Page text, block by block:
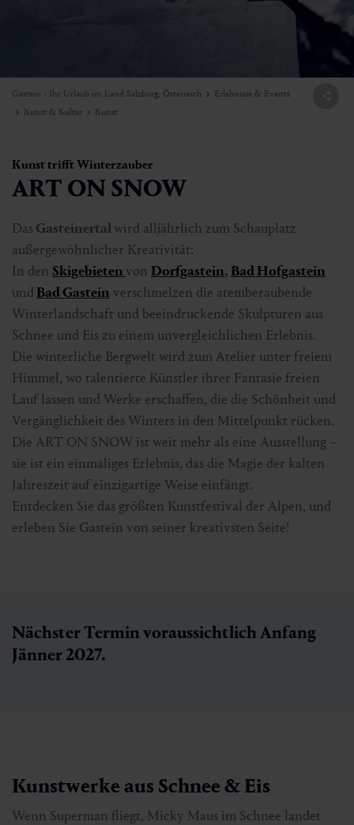
Gastein - Ihr Urlaub im Land Salzburg, Österreich
Erlebnisse & Events
Kunst & Kultur
Kunst
Kunst trifft Winterzauber
ART ON SNOW
Das Gasteinertalwird alljährlich zum Schauplatz
außergewöhnlicher Kreativität:
In den Skigebieten von Dorfgastein, Bad Hofgastein
und Bad Gastein verschmelzen die atemberaubende
Winterlandschaft und beeindruckende Skulpturen aus
Schnee und Eis zu einem unvergleichlichen Erlebnis.
Die winterliche Bergwelt wird zum Atelier unter freiem
Himmel, wo talentierte Künstler ihrer Fantasie freien
Lauf lassen und Werke erschaffen, die die Schönheit und
Vergänglichkeit des Winters in den Mittelpunkt rücken.
Die ART ON SNOW ist weit mehr als eine Ausstellung –
sie ist ein einmaliges Erlebnis, das die Magie der kalten
Jahreszeit auf einzigartige Weise einfängt.
Entdecken Sie das größten Kunstfestival der Alpen, und
erleben Sie Gastein von seiner kreativsten Seite!
Nächster Termin voraussichtlich Anfang
Jänner 2027.
Kunstwerke aus Schnee & Eis
Wenn Superman fliegt, Micky Maus im Schnee landet